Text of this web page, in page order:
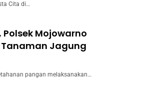
Cita di…
Mojowarno
Jagung
pangan melaksanakan…